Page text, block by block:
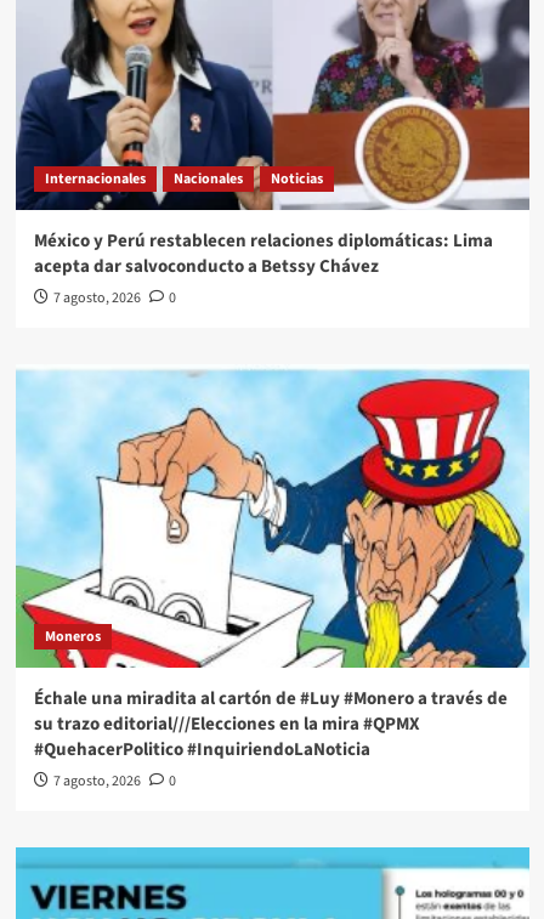
Internacionales Nacionales Noticias
México y Perú restablecen relaciones diplomáticas: Lima
acepta dar salvoconducto a Betssy Chávez
7 agosto, 2026 0
Moneros
Échale una miradita al cartón de #Luy #Monero a través de
su trazo editorial///Elecciones en la mira #QPMX
#QuehacerPolitico #InquiriendoLaNoticia
7 agosto, 2026 0